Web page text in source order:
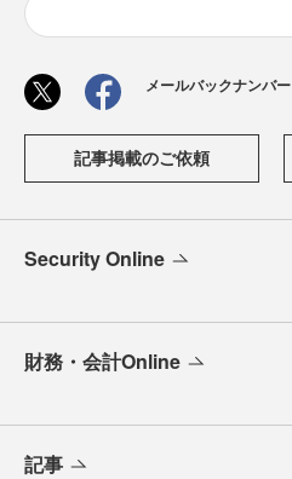
メールバックナンバー
記事掲載のご依頼
Security Online
財務・会計Online
記事